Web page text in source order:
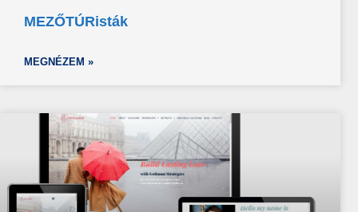
MEZŐTÚRisták
MEGNÉZEM »